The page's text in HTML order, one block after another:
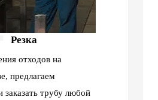
Резка
отходов на
предлагаем
заказать трубу любой